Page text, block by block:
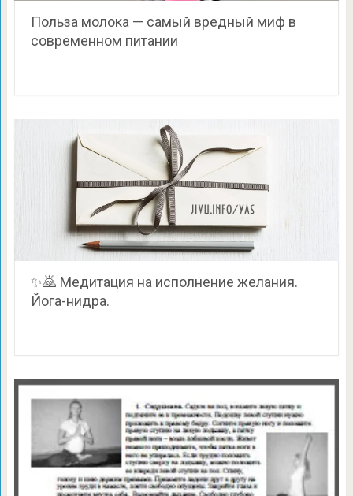
Польза молока — самый вредный миф в
современном питании
✨🙇 Медитация на исполнение желания.
Йога-нидра.